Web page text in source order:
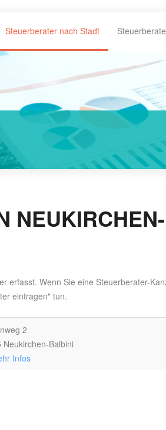
Steuerberater nach Stadt
NEUKIRCHEN-
erfasst. Wenn Sie eine Steuerberater-
eintragen" tun.
2
Neukirchen-Balbini
Infos